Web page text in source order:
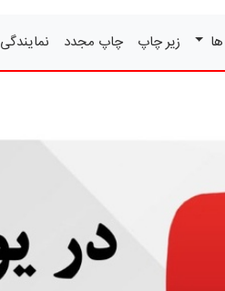
زیر چاپ چاپ مجدد نمایندگی